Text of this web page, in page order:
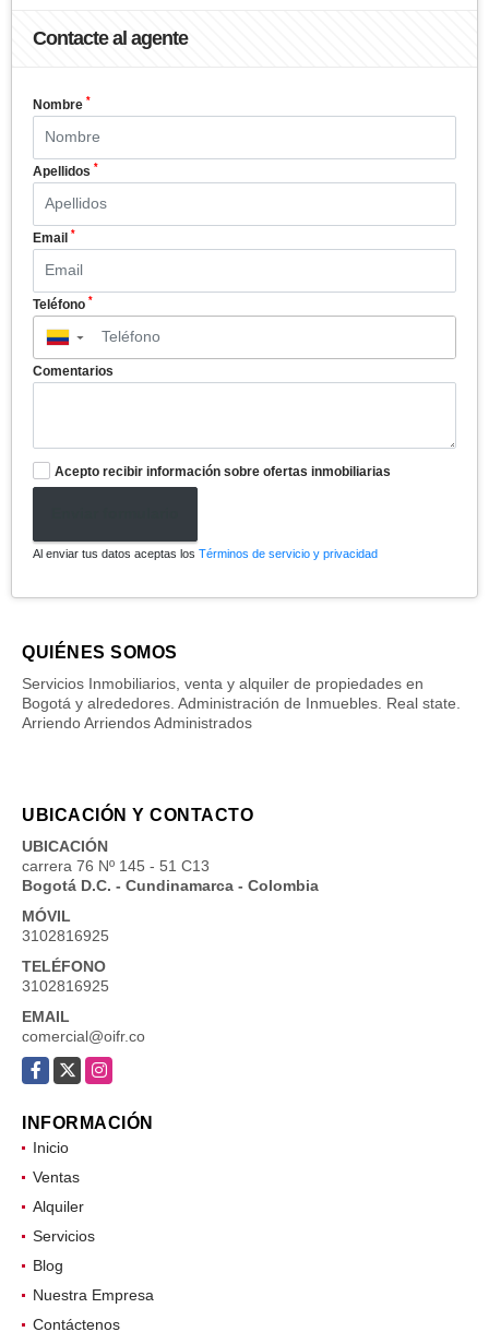
Contacte al agente
Nombre *
Apellidos *
Email *
Teléfono *
▼
Comentarios
Acepto recibir información sobre ofertas inmobiliarias
Al enviar tus datos aceptas los Términos de servicio y privacidad
QUIÉNES SOMOS
Servicios Inmobiliarios, venta y alquiler de propiedades en
Bogotá y alrededores. Administración de Inmuebles. Real state.
Arriendo Arriendos Administrados
UBICACIÓN Y CONTACTO
UBICACIÓN
carrera 76 Nº 145 - 51 C13
Bogotá D.C. - Cundinamarca - Colombia
MÓVIL
3102816925
TELÉFONO
3102816925
EMAIL
comercial@oifr.co
Facebook
X Instagram
INFORMACIÓN
Inicio
Ventas
Alquiler
Servicios
Blog
Nuestra Empresa
Contáctenos